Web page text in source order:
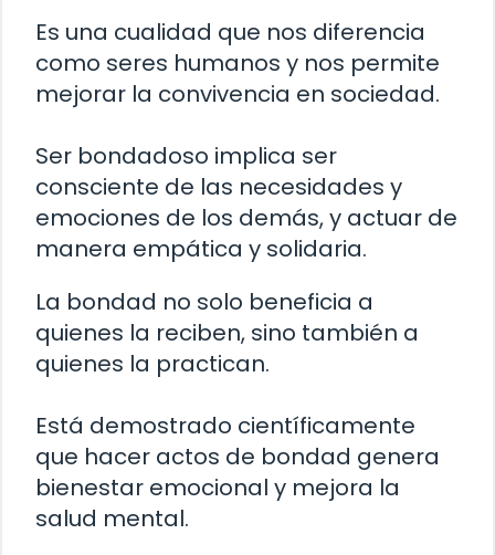
Es una cualidad que nos diferencia
como seres humanos y nos permite
mejorar la convivencia en sociedad.
Ser bondadoso implica ser
consciente de las necesidades y
emociones de los demás, y actuar de
manera empática y solidaria.
La bondad no solo beneficia a
quienes la reciben, sino también a
quienes la practican.
Está demostrado científicamente
que hacer actos de bondad genera
bienestar emocional y mejora la
salud mental.